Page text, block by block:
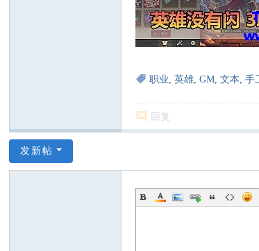
职业,英雄,GM,文本,手
回复
发新帖